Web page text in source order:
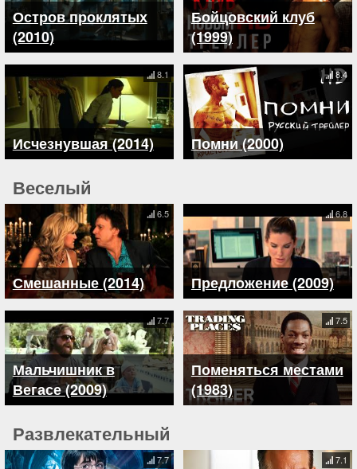
Остров проклятых
(2010)
Бойцовский клуб
(1999)
Исчезнувшая (2014)
8.1
Помни (2000)
8.4
Веселый
Смешанные (2014)
6.5
Предложение (2009)
6.8
Мальчишник в
Вегасе (2009)
7.7
Поменяться местами
(1983)
7.5
Развлекательный
7.7 7.1